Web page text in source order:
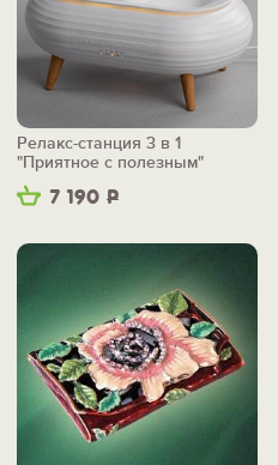
7 190 Р
Релакс-станция 3 в 1
"Приятное с полезным"